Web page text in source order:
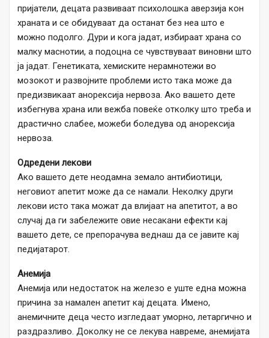
пријатели, децата развиваат психолошка аверзија кон
храната и се обидуваат да останат без неа што е
можно подолго. Дури и кога јадат, избираат храна со
малку маснотии, а подоцна се чувствуваат виновни што
ја јадат. Генетиката, хемиските нерамнотежи во
мозокот и развојните проблеми исто така може да
предизвикаат анорексија нервоза. Ако вашето дете
избегнува храна или вежба повеќе отколку што треба и
драстично слабее, можеби боледува од анорексија
нервоза.
Одредени лекови
Ако вашето дете неодамна земало антибиотици,
неговиот апетит може да се намали. Неколку други
лекови исто така можат да влијаат на апетитот, а во
случај да ги забележите овие несакани ефекти кај
вашето дете, се препорачува веднаш да се јавите кај
педијатарот.
Анемија
Анемија или недостаток на железо е уште една можна
причина за намален апетит кај децата. Имено,
анемичните деца често изгледаат уморно, летаргично и
раздразливо. Доколку не се лекува навреме, анемијата